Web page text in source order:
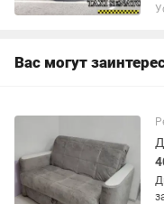
Вас могут